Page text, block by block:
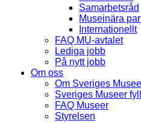
Samarbetsråd
Museinära
Internationellt
FAQ MU-avtalet
Lediga jobb
På nytt jobb
Om oss
Om Sveriges
Sveriges Museer
FAQ Museer
Styrelsen